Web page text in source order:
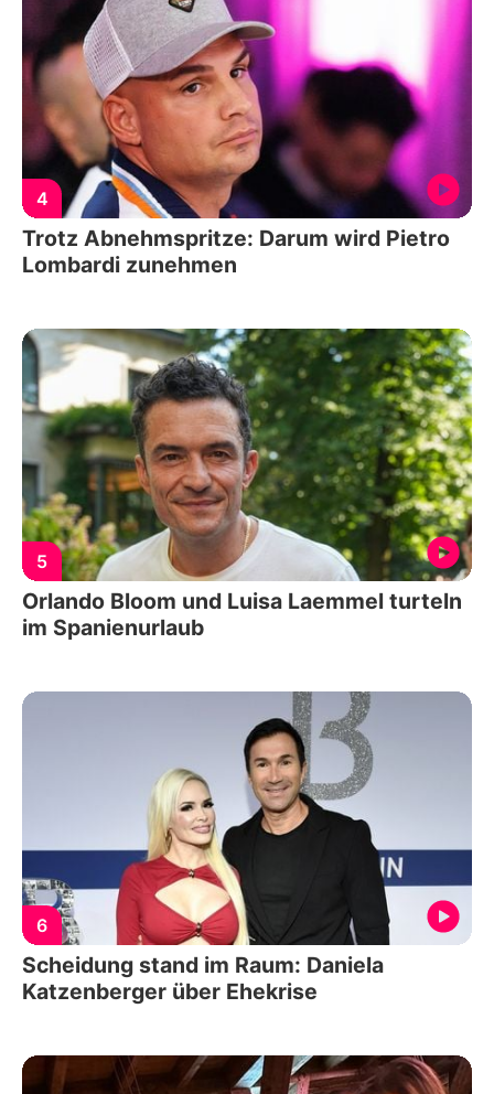
4
Trotz Abnehmspritze: Darum wird Pietro
Lombardi zunehmen
5
Orlando Bloom und Luisa Laemmel turteln
im Spanienurlaub
6
Scheidung stand im Raum: Daniela
Katzenberger über Ehekrise